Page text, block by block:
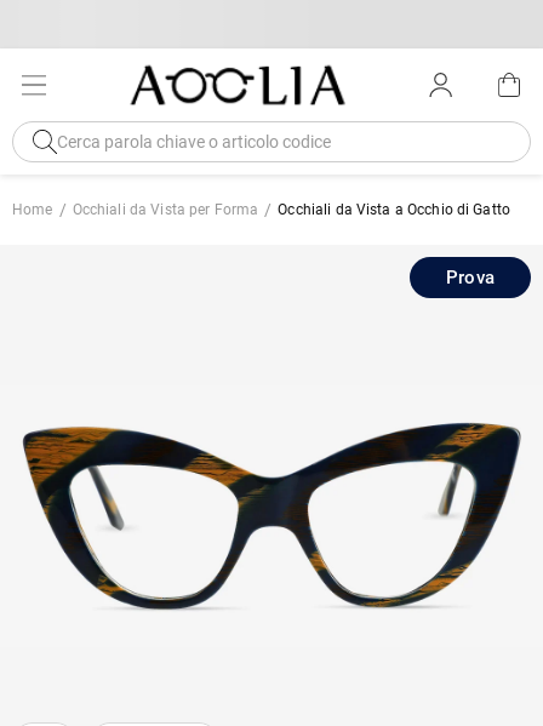
Home Occhiali da Vista per Forma Occhiali da Vista a Occhio di Gatto
Prova